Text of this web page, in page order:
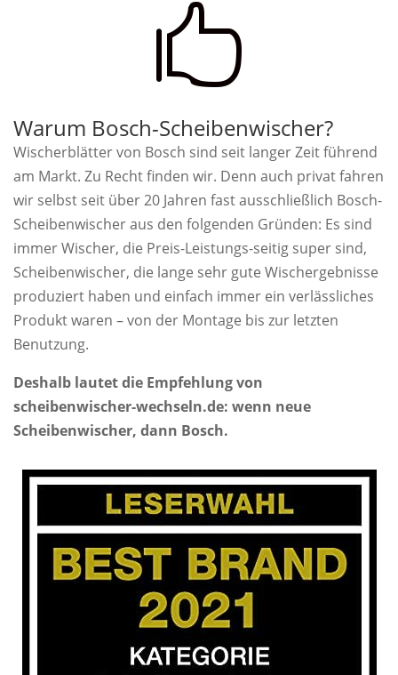

Warum Bosch-Scheibenwischer?
Wischerblätter von Bosch sind seit langer Zeit führend
am Markt. Zu Recht finden wir. Denn auch privat fahren
wir selbst seit über 20 Jahren fast ausschließlich Bosch-
Scheibenwischer aus den folgenden Gründen: Es sind
immer Wischer, die Preis-Leistungs-seitig super sind,
Scheibenwischer, die lange sehr gute Wischergebnisse
produziert haben und einfach immer ein verlässliches
Produkt waren – von der Montage bis zur letzten
Benutzung.
Deshalb lautet die Empfehlung von
scheibenwischer-wechseln.de: wenn neue
Scheibenwischer, dann Bosch.